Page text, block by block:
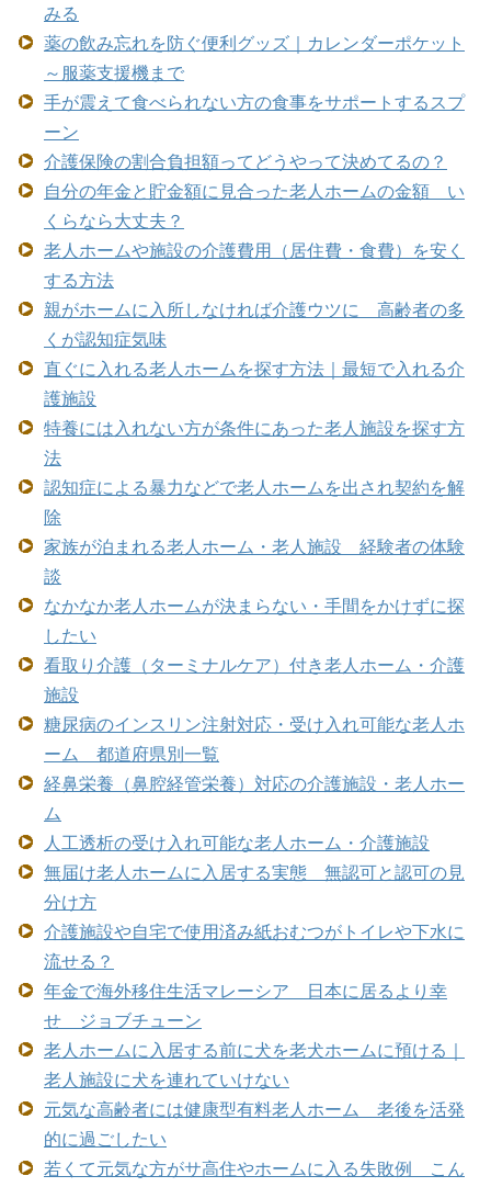
みる
薬の飲み忘れを防ぐ便利グッズ｜カレンダーポケット
～服薬支援機まで
手が震えて食べられない方の食事をサポートするスプ
ーン
介護保険の割合負担額ってどうやって決めてるの？
自分の年金と貯金額に見合った老人ホームの金額 い
くらなら大丈夫？
老人ホームや施設の介護費用（居住費・食費）を安く
する方法
親がホームに入所しなければ介護ウツに 高齢者の多
くが認知症気味
直ぐに入れる老人ホームを探す方法｜最短で入れる介
護施設
特養には入れない方が条件にあった老人施設を探す方
法
認知症による暴力などで老人ホームを出され契約を解
除
家族が泊まれる老人ホーム・老人施設 経験者の体験
談
なかなか老人ホームが決まらない・手間をかけずに探
したい
看取り介護（ターミナルケア）付き老人ホーム・介護
施設
糖尿病のインスリン注射対応・受け入れ可能な老人ホ
ーム 都道府県別一覧
経鼻栄養（鼻腔経管栄養）対応の介護施設・老人ホー
ム
人工透析の受け入れ可能な老人ホーム・介護施設
無届け老人ホームに入居する実態 無認可と認可の見
分け方
介護施設や自宅で使用済み紙おむつがトイレや下水に
流せる？
年金で海外移住生活マレーシア 日本に居るより幸
せ ジョブチューン
老人ホームに入居する前に犬を老犬ホームに預ける｜
老人施設に犬を連れていけない
元気な高齢者には健康型有料老人ホーム 老後を活発
的に過ごしたい
若くて元気な方がサ高住やホームに入る失敗例 こん